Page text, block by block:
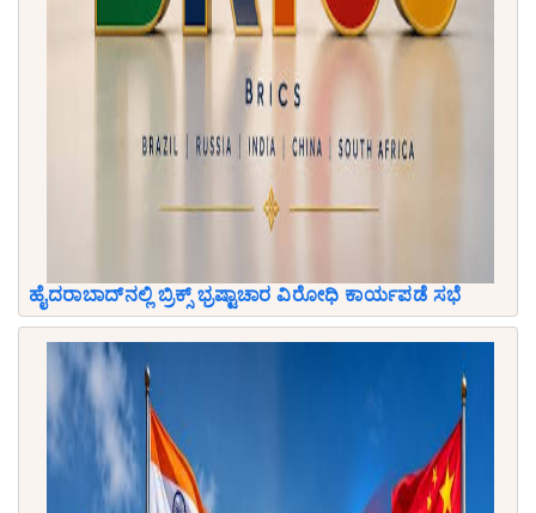
ಹೈದರಾಬಾದ್‌ನಲ್ಲಿ ಬ್ರಿಕ್ಸ್ ಭ್ರಷ್ಟಾಚಾರ ವಿರೋಧಿ ಕಾರ್ಯಪಡೆ ಸಭೆ